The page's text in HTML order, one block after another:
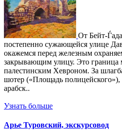
От Бейт-
постепенно сужающейся улице
окажемся перед железным
закрывающим улицу. Это граница
палестинским Хевроном. За
шотер («Площадь
арабск..
Узнать больше
Арье Туровский, экскурсовод